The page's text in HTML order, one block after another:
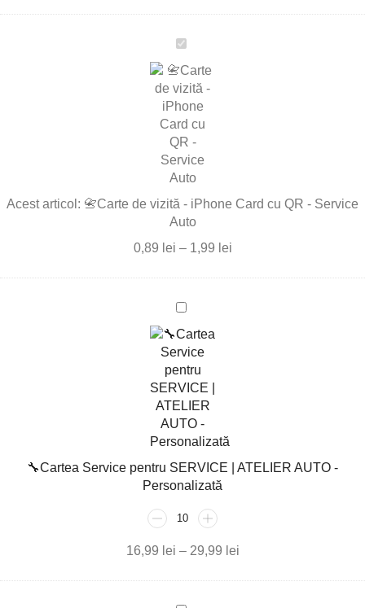
📇
de
vizită
-
iPhone
Card
cu
QR
-
Service
Auto
Acest articol: 📇Carte de vizită - iPhone Card cu QR - Service
Auto
0,89 lei – 1,99 lei
🔧
Service
pentru
SERVICE
|
ATELIER
AUTO
-
Personalizată
🔧Cartea Service pentru SERVICE | ATELIER AUTO -
Personalizată
16,99 lei – 29,99 lei